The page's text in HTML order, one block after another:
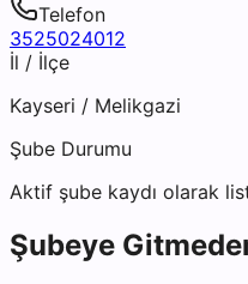
Telefon
3525024012
İl / İlçe
Kayseri / Melikgazi
Şube Durumu
Aktif şube kaydı olarak
Şubeye